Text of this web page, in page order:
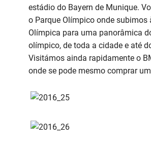
estádio do Bayern de Munique.
o Parque Olímpico onde subimos
Olímpica para uma panorâmica
olímpico, de toda a cidade e até
Visitámos ainda rapidamente o
onde se pode mesmo comprar